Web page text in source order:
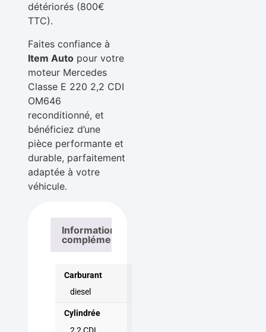
détériorés (800€
TTC).
Faites confiance à
Item Autopour votre
moteur Mercedes
Classe E 220 2,2 CDI
OM646
reconditionné, et
bénéficiez d’une
pièce performante et
durable, parfaitement
adaptée à votre
véhicule.
Informations
complémentaires
Carburant
diesel
Cylindrée